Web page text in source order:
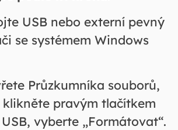
USB nebo externí pevný
se systémem Windows
Průzkumníka souborů,
pravým tlačítkem
vyberte „Formátovat“.